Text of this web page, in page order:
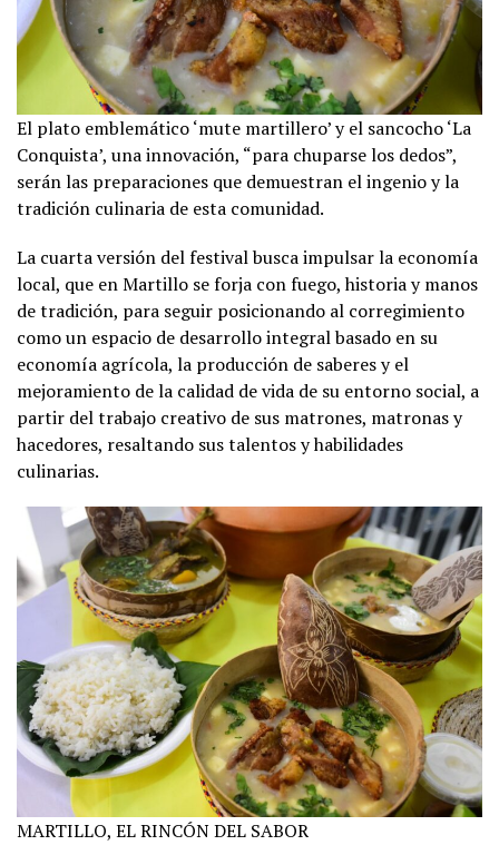
El plato emblemático ‘mute martillero’ y el sancocho ‘La
Conquista’, una innovación, “para chuparse los dedos”,
serán las preparaciones que demuestran el ingenio y la
tradición culinaria de esta comunidad.
La cuarta versión del festival busca impulsar la economía
local, que en Martillo se forja con fuego, historia y manos
de tradición, para seguir posicionando al corregimiento
como un espacio de desarrollo integral basado en su
economía agrícola, la producción de saberes y el
mejoramiento de la calidad de vida de su entorno social, a
partir del trabajo creativo de sus matrones, matronas y
hacedores, resaltando sus talentos y habilidades
culinarias.
MARTILLO, EL RINCÓN DEL SABOR